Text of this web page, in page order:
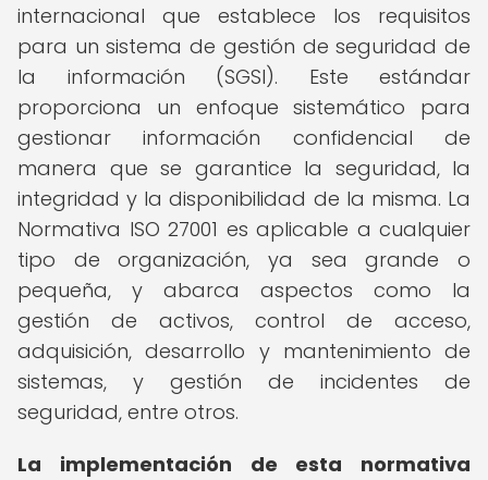
internacional que establece los requisitos
para un sistema de gestión de seguridad de
la información (SGSI). Este estándar
proporciona un enfoque sistemático para
gestionar información confidencial de
manera que se garantice la seguridad, la
integridad y la disponibilidad de la misma. La
Normativa ISO 27001 es aplicable a cualquier
tipo de organización, ya sea grande o
pequeña, y abarca aspectos como la
gestión de activos, control de acceso,
adquisición, desarrollo y mantenimiento de
sistemas, y gestión de incidentes de
seguridad, entre otros.
La implementación de esta normativa